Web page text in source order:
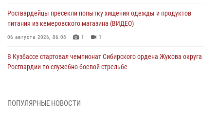
Росгвардейцы пресекли попытку хищения одежды и продуктов
питания из кемеровского магазина (ВИДЕО)
06 августа 2026, 06:08 1 1
В Кузбассе стартовал чемпионат Сибирского ордена Жукова округа
Росгвардии по служебно-боевой стрельбе
Росгвардейцы задержали в Кемерове дебошира, устроившего
ПОПУЛЯРНЫЕ НОВОСТИ